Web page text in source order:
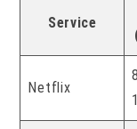
Service
Netflix